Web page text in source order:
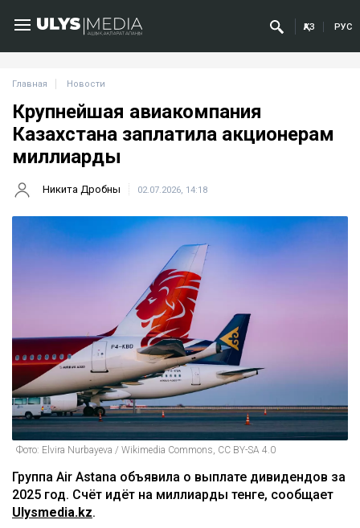
ҚАЗ РУС
Главная Новости
Крупнейшая авиакомпания
Казахстана заплатила акционерам
миллиарды
Никита Дробны 02.07.2026, 14:18
Фото: Elvira Nurbayeva / Wikimedia Commons, CC BY-SA 4.0
Группа Air Astana объявила о выплате дивидендов за
2025 год. Счёт идёт на миллиарды тенге, сообщает
Ulysmedia.kz.